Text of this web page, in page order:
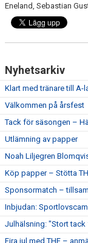
Eneland, Sebastian
Nyhetsarkiv
Klart med tränare till A-
Välkommen på årsfest
Tack för säsongen –
Utlämning av papper
Noah Liljegren
Köp papper – Stötta
Sponsormatch –
Inbjudan:
Julhälsning: "Stort tack
Fira jul med THF –